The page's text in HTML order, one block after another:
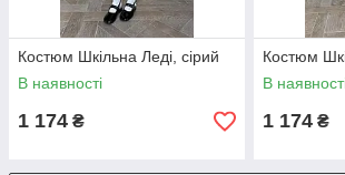
Костюм Шкільна Леді, сірий
В наявності
1 174 ₴
Костюм
В
1 174 ₴